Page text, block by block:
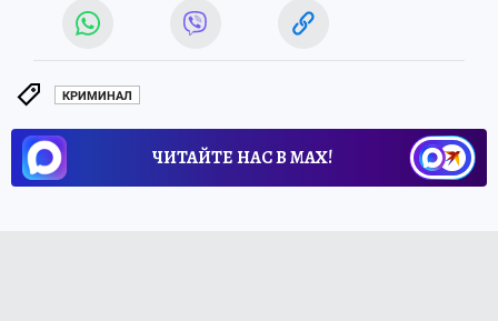
КРИМИНАЛ
ЧИТАЙТЕ НАС В МАХ!